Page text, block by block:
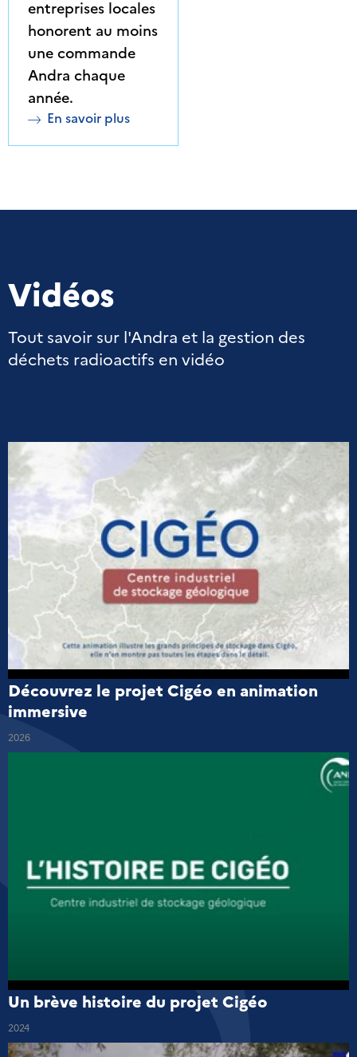
entreprises locales
honorent au moins
une commande
Andra chaque
année.
En savoir plus
Vidéos
Tout savoir sur l'Andra et la gestion des
déchets radioactifs en vidéo
Découvrez le projet Cigéo en animation
immersive
2026
Un brève histoire du projet Cigéo
2024